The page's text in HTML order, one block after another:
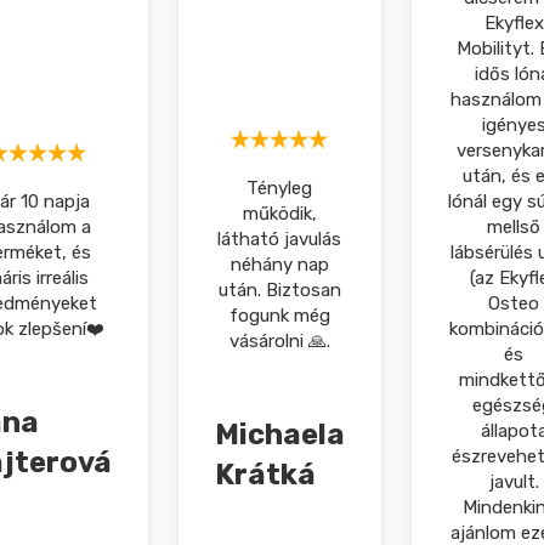
10 napja
a
és
irreális
zlepšení❤️
Tényleg
működik,
látható javulás
néhány nap
után. Biztosan
fogunk még
vásárolni 🙏.
Michaela
Krátká
Ekyflex
Mobilityt.
idős
után, és
lónál egy
mellső
lábsérülés
(az
Osteo
és
javult.
ajánlom